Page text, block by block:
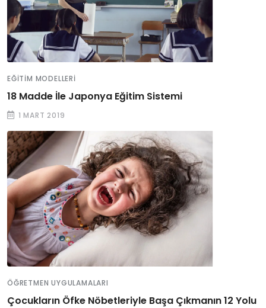
EĞITIM MODELLERI
18 Madde İle Japonya Eğitim Sistemi
1 MART 2019
ÖĞRETMEN UYGULAMALARI
Çocukların Öfke Nöbetleriyle Başa Çıkmanın 12 Yolu